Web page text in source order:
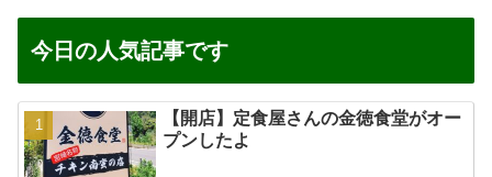
今日の人気記事です
【開店】定食屋さんの金徳食堂がオー
プンしたよ